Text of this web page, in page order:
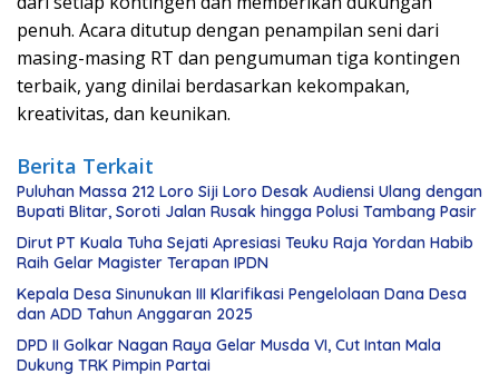
penuh. Acara ditutup dengan penampilan seni dari
masing-masing RT dan pengumuman tiga kontingen
terbaik, yang dinilai berdasarkan kekompakan,
kreativitas, dan keunikan.
Berita Terkait
Puluhan Massa 212 Loro Siji Loro Desak Audiensi Ulang dengan
Bupati Blitar, Soroti Jalan Rusak hingga Polusi Tambang Pasir
Dirut PT Kuala Tuha Sejati Apresiasi Teuku Raja Yordan Habib
Raih Gelar Magister Terapan IPDN
Kepala Desa Sinunukan III Klarifikasi Pengelolaan Dana Desa
dan ADD Tahun Anggaran 2025
DPD II Golkar Nagan Raya Gelar Musda VI, Cut Intan Mala
Dukung TRK Pimpin Partai